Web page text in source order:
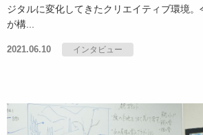
ジタルに変化してきたクリエイティブ環境
が構...
2021.06.10 インタビュー